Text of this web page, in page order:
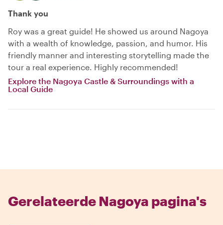
Thank you
Roy was a great guide! He showed us around Nagoya
with a wealth of knowledge, passion, and humor. His
friendly manner and interesting storytelling made the
tour a real experience. Highly recommended!
Explore the Nagoya Castle & Surroundings with a
Local Guide
Gerelateerde Nagoya pagina's